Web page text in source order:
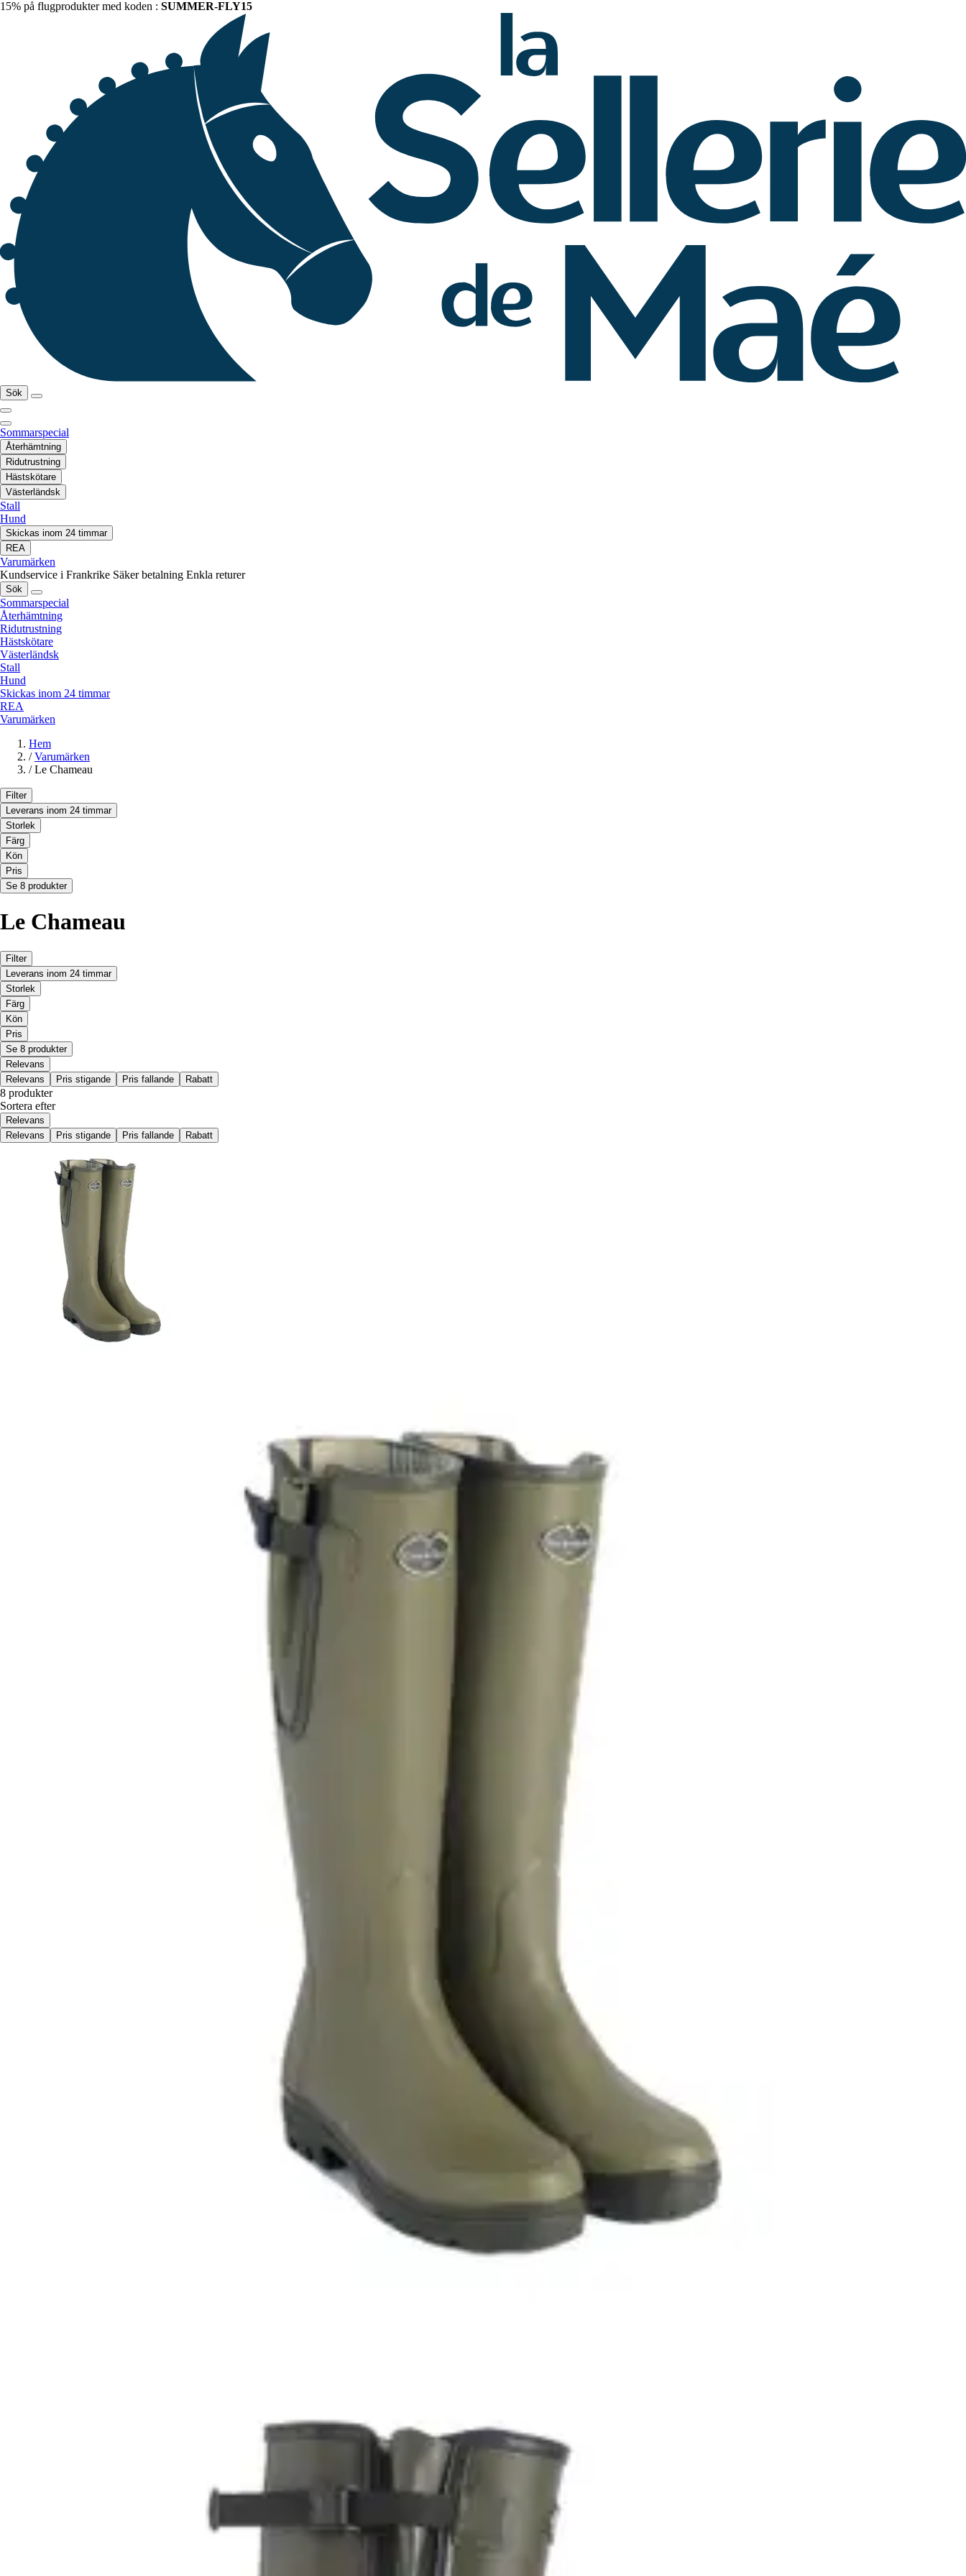
15% på flugprodukter med koden : SUMMER-FLY15
Sök
Sommarspecial
Återhämtning
Ridutrustning
Hästskötare
Västerländsk
Stall
Hund
Skickas inom 24 timmar
REA
Varumärken
Kundservice i Frankrike Säker betalning Enkla returer
Sök
Sommarspecial
Återhämtning
Ridutrustning
Hästskötare
Västerländsk
Stall
Hund
Skickas inom 24 timmar
REA
Varumärken
Hem
/ Varumärken
/ Le Chameau
Filter
Leverans inom 24 timmar
Storlek
Färg
Kön
Pris
Se 8 produkter
Le Chameau
Filter
Leverans inom 24 timmar
Storlek
Färg
Kön
Pris
Se 8 produkter
Relevans
Relevans
Pris stigande Pris fallande Rabatt
8 produkter
Sortera efter
Relevans
Relevans
Pris stigande Pris fallande Rabatt